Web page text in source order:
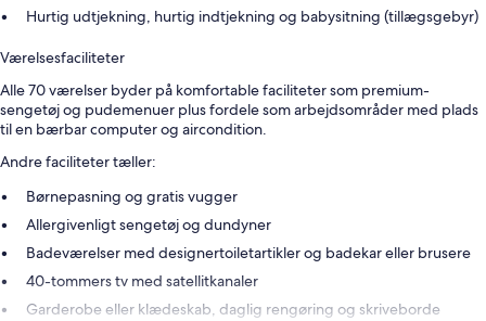
Hurtig udtjekning, hurtig indtjekning og babysitning (tillægsgebyr)
Værelsesfaciliteter
Alle 70 værelser byder på komfortable faciliteter som premium-
sengetøj og pudemenuer plus fordele som arbejdsområder med plads
til en bærbar computer og aircondition.
Andre faciliteter tæller:
Børnepasning og gratis vugger
Allergivenligt sengetøj og dundyner
Badeværelser med designertoiletartikler og badekar eller brusere
40-tommers tv med satellitkanaler
Garderobe eller klædeskab, daglig rengøring og skriveborde